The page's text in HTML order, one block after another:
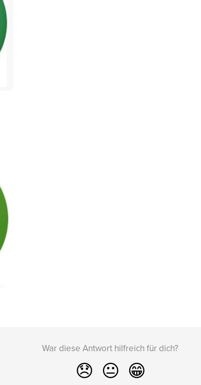
War diese Antwort hilfreich für dich?
😞 😐 😁